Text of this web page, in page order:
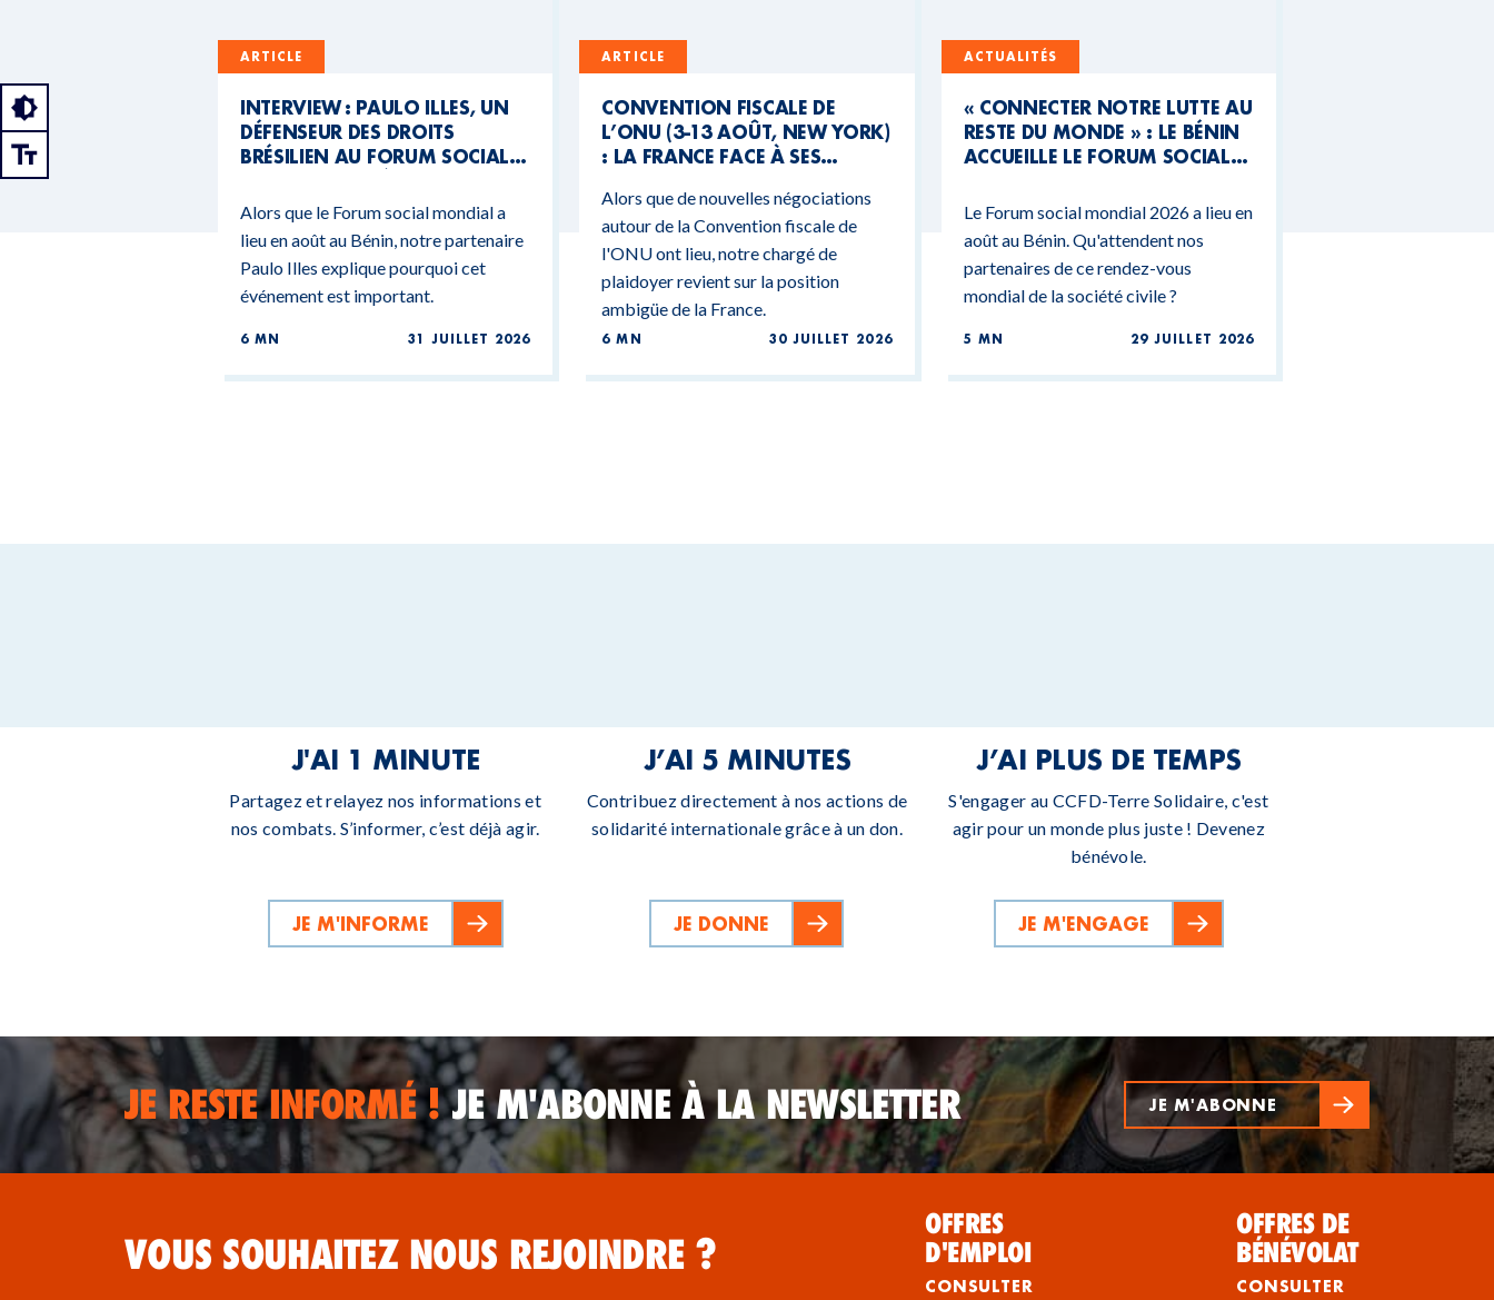
ARTICLE
INTERVIEW : PAULO ILLES, UN
DÉFENSEUR DES DROITS
BRÉSILIEN AU FORUM SOCIAL
Alors que le Forum social mondial a
lieu en août au Bénin, notre partenaire
Paulo Illes explique pourquoi cet
événement est important.
6 MN 31 JUILLET 2026
ARTICLE
CONVENTION FISCALE DE
L’ONU (3-13 AOÛT, NEW YORK)
: LA FRANCE FACE À SES
BUDGÉTAIRES
Alors que de nouvelles négociations
autour de la Convention fiscale de
l'ONU ont lieu, notre chargé de
plaidoyer revient sur la position
ambigüe de la France.
6 MN 30 JUILLET 2026
ACTUALITÉS
« CONNECTER NOTRE LUTTE AU
RESTE DU MONDE » : LE BÉNIN
ACCUEILLE LE FORUM SOCIAL
Le Forum social mondial 2026 a lieu en
août au Bénin. Qu'attendent nos
partenaires de ce rendez-vous
mondial de la société civile ?
5 MN 29 JUILLET 2026
J'AI 1 MINUTE
Partagez et relayez nos informations et
nos combats. S’informer, c’est déjà agir.
JE M'INFORME
J’AI 5 MINUTES
Contribuez directement à nos actions de
solidarité internationale grâce à un don.
JE DONNE
J’AI PLUS DE TEMPS
S'engager au CCFD-Terre Solidaire, c'est
agir pour un monde plus juste ! Devenez
bénévole.
JE M'ENGAGE
JE RESTE INFORMÉ !JE M'ABONNE À LA NEWSLETTER JE M'ABONNE
VOUS SOUHAITEZ NOUS REJOINDRE ?
OFFRES
D'EMPLOI
CONSULTER
OFFRES DE
BÉNÉVOLAT
CONSULTER